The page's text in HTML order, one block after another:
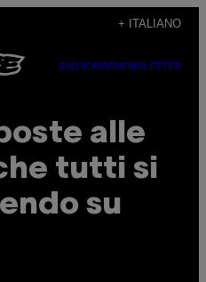
+ ITALIANO
SUBSCRIBENEWSLETTER
alle
tutti si
su